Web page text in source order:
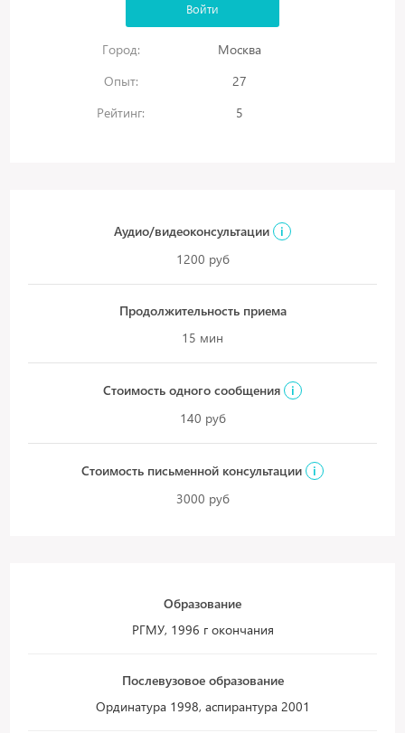
Войти
Город:
Москва
Опыт:
27
Рейтинг:
5
Аудио/видеоконсультации
i
1200 руб
Продолжительность приема
15 мин
Стоимость одного сообщения
i
140 руб
Стоимость письменной консультации
i
3000 руб
Образование
РГМУ, 1996 г окончания
Послевузовое образование
Ординатура 1998, аспирантура 2001